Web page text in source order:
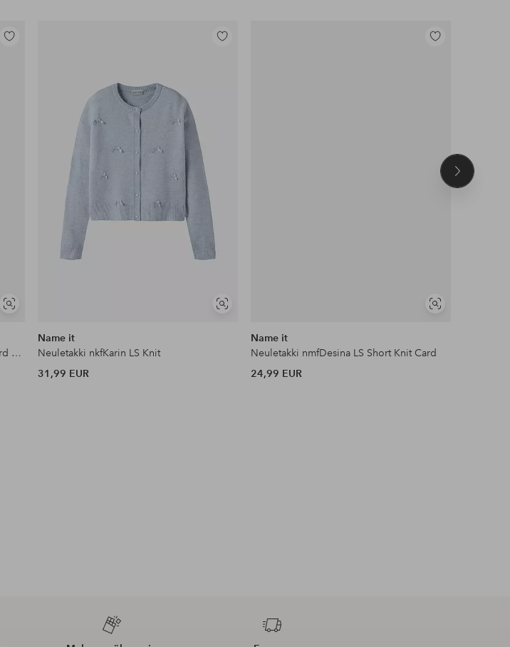
Näytä
Lisää
Neuletakki Kognatascha Ls O-Neck Card Cp Knt N
Näytä
Lisää
Name it
Neuletakki nkfKarin LS Knit
31,99 EUR
Näytä
Lisää
Name it
Neuletakki nmfDesina LS Short Knit Card
24,99 EUR
Seuraava